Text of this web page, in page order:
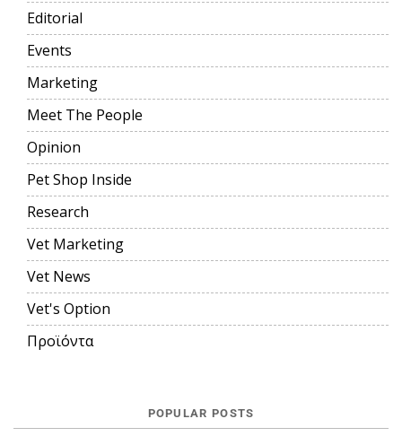
Editorial
Events
Marketing
Meet The People
Opinion
Pet Shop Inside
Research
Vet Marketing
Vet News
Vet's Option
Προϊόντα
POPULAR POSTS